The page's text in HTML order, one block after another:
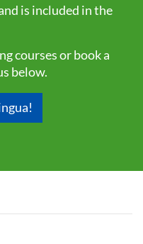
is included in the
courses or book a
below.